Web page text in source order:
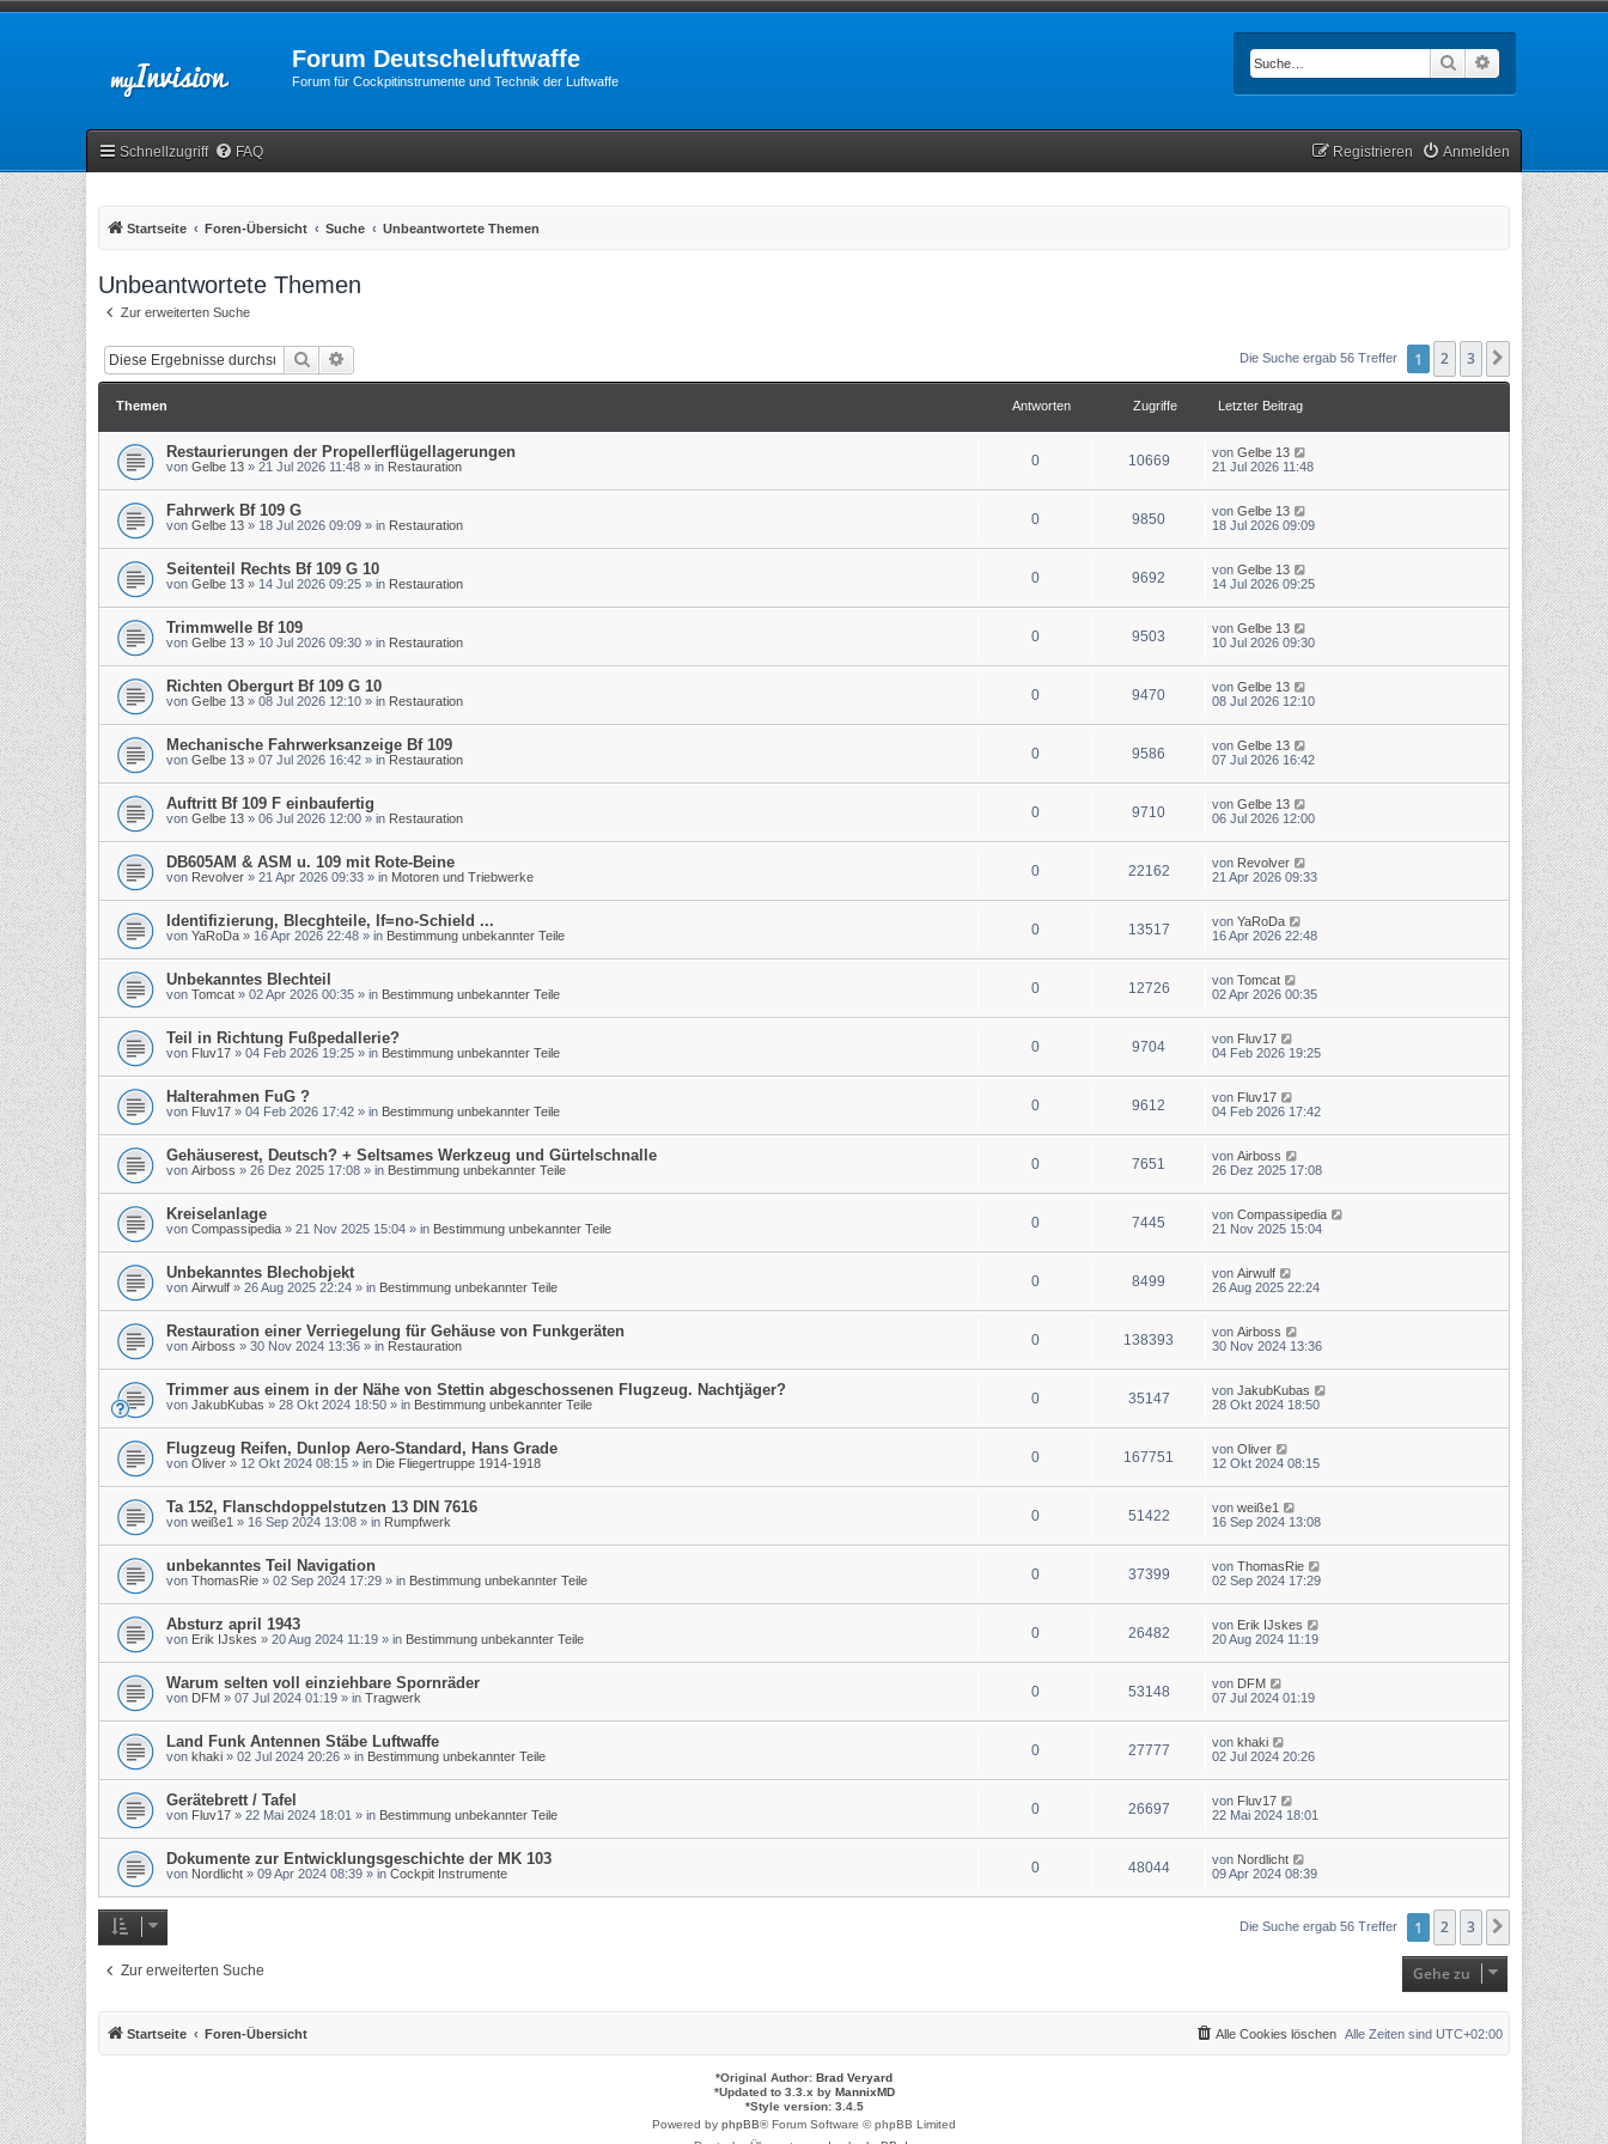
Forum Deutscheluftwaffe
Forum für Cockpitinstrumente und Technik der Luftwaffe
Suche
Schnellzugriff FAQ Anmelden
Registrieren
Startseite Foren-Übersicht Suche Unbeantwortete Themen
Unbeantwortete Themen
Zur erweiterten Suche
Suche Die Suche ergab 56 Treffer 1 2 3 Nächste
Themen Antworten Zugriffe Letzter Beitrag
Restaurierungen der Propellerflügellagerungen
von Gelbe 13 » 21 Jul 2026 11:48 » in Restauration 0 10669 von Gelbe 13
21 Jul 2026 11:48
Fahrwerk Bf 109 G
von Gelbe 13 » 18 Jul 2026 09:09 » in Restauration 0 9850 von Gelbe 13
18 Jul 2026 09:09
Seitenteil Rechts Bf 109 G 10
von Gelbe 13 » 14 Jul 2026 09:25 » in Restauration 0 9692 von Gelbe 13
14 Jul 2026 09:25
Trimmwelle Bf 109
von Gelbe 13 » 10 Jul 2026 09:30 » in Restauration 0 9503 von Gelbe 13
10 Jul 2026 09:30
Richten Obergurt Bf 109 G 10
von Gelbe 13 » 08 Jul 2026 12:10 » in Restauration 0 9470 von Gelbe 13
08 Jul 2026 12:10
Mechanische Fahrwerksanzeige Bf 109
von Gelbe 13 » 07 Jul 2026 16:42 » in Restauration 0 9586 von Gelbe 13
07 Jul 2026 16:42
Auftritt Bf 109 F einbaufertig
von Gelbe 13 » 06 Jul 2026 12:00 » in Restauration 0 9710 von Gelbe 13
06 Jul 2026 12:00
DB605AM & ASM u. 109 mit Rote-Beine
von Revolver » 21 Apr 2026 09:33 » in Motoren und Triebwerke 0 22162 von Revolver
21 Apr 2026 09:33
Identifizierung, Blecghteile, If=no-Schield ...
von YaRoDa » 16 Apr 2026 22:48 » in Bestimmung unbekannter Teile 0 13517 von YaRoDa
16 Apr 2026 22:48
Unbekanntes Blechteil
von Tomcat » 02 Apr 2026 00:35 » in Bestimmung unbekannter Teile 0 12726 von Tomcat
02 Apr 2026 00:35
Teil in Richtung Fußpedallerie?
von Fluv17 » 04 Feb 2026 19:25 » in Bestimmung unbekannter Teile 0 9704 von Fluv17
04 Feb 2026 19:25
Halterahmen FuG ?
von Fluv17 » 04 Feb 2026 17:42 » in Bestimmung unbekannter Teile 0 9612 von Fluv17
04 Feb 2026 17:42
Gehäuserest, Deutsch? + Seltsames Werkzeug und Gürtelschnalle
von Airboss » 26 Dez 2025 17:08 » in Bestimmung unbekannter Teile 0 7651 von Airboss
26 Dez 2025 17:08
Kreiselanlage
von Compassipedia » 21 Nov 2025 15:04 » in Bestimmung unbekannter Teile 0 7445 von Compassipedia
21 Nov 2025 15:04
Unbekanntes Blechobjekt
von Airwulf » 26 Aug 2025 22:24 » in Bestimmung unbekannter Teile 0 8499 von Airwulf
26 Aug 2025 22:24
Restauration einer Verriegelung für Gehäuse von Funkgeräten
von Airboss » 30 Nov 2024 13:36 » in Restauration 0 138393 von Airboss
30 Nov 2024 13:36
Trimmer aus einem in der Nähe von Stettin abgeschossenen Flugzeug. Nachtjäger?
von JakubKubas » 28 Okt 2024 18:50 » in Bestimmung unbekannter Teile 0 35147 von JakubKubas
28 Okt 2024 18:50
Flugzeug Reifen, Dunlop Aero-Standard, Hans Grade
von Oliver » 12 Okt 2024 08:15 » in Die Fliegertruppe 1914-1918 0 167751 von Oliver
12 Okt 2024 08:15
Ta 152, Flanschdoppelstutzen 13 DIN 7616
von weiße1 » 16 Sep 2024 13:08 » in Rumpfwerk 0 51422 von weiße1
16 Sep 2024 13:08
unbekanntes Teil Navigation
von ThomasRie » 02 Sep 2024 17:29 » in Bestimmung unbekannter Teile 0 37399 von ThomasRie
02 Sep 2024 17:29
Absturz april 1943
von Erik IJskes » 20 Aug 2024 11:19 » in Bestimmung unbekannter Teile 0 26482 von Erik IJskes
20 Aug 2024 11:19
Warum selten voll einziehbare Spornräder
von DFM » 07 Jul 2024 01:19 » in Tragwerk 0 53148 von DFM
07 Jul 2024 01:19
Land Funk Antennen Stäbe Luftwaffe
von khaki » 02 Jul 2024 20:26 » in Bestimmung unbekannter Teile 0 27777 von khaki
02 Jul 2024 20:26
Gerätebrett / Tafel
von Fluv17 » 22 Mai 2024 18:01 » in Bestimmung unbekannter Teile 0 26697 von Fluv17
22 Mai 2024 18:01
Dokumente zur Entwicklungsgeschichte der MK 103
von Nordlicht » 09 Apr 2024 08:39 » in Cockpit Instrumente 0 48044 von Nordlicht
09 Apr 2024 08:39
Die Suche ergab 56 Treffer 1 2 3 Nächste
Zur erweiterten Suche Gehe zu
Startseite Foren-Übersicht Alle Zeiten sind UTC+02:00
Alle Cookies löschen
*Original Author: Brad Veryard
*Updated to 3.3.x by MannixMD
*Style version: 3.4.5
Powered by phpBB® Forum Software © phpBB Limited